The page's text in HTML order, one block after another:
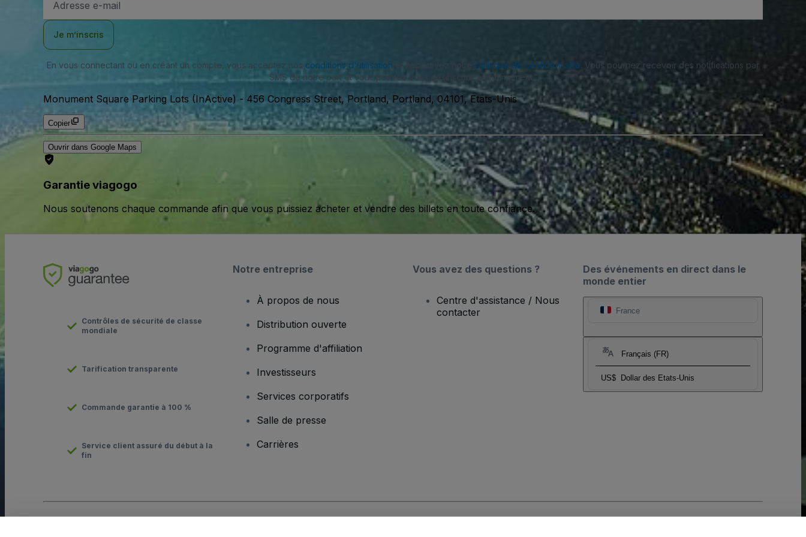
e-
Je m’inscris
En vous connectant ou en créant un compte, vous acceptez nos conditions d'utilisation politique de confidentialité . Vous pourriez recevoir des notifications par
SMS de notre part et vous pouvez vous désinscrire à tout moment.
Monument Square Parking Lots (InActive) - 456 Congress Street, Portland, Portland, 04101, Etats-Unis
Copier
Ouvrir dans Google Maps
Garantie viagogo
Nous soutenons chaque commande afin que vous puissiez acheter et vendre des billets en toute confiance.
Des événements en direct dans le
monde entier
France
Français (FR)
US$ Dollar des Etats-Unis
Contrôles de sécurité de classe
mondiale
Tarification transparente
Commande garantie à 100 %
Service client assuré du début à la
fin
Notre entreprise
À propos de nous
Distribution ouverte
Programme d'affiliation
Investisseurs
Services corporatifs
Salle de presse
Carrières
Vous avez des questions ?
Centre d'assistance / Nous
contacter